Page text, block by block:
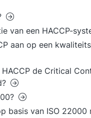
van een HACCP-
aan op een
de Critical
basis van ISO 22000